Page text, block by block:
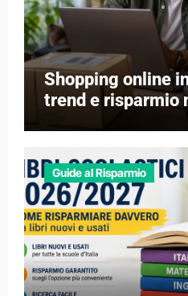
Shopping online
trend e risparmio
Guide al Risparmio